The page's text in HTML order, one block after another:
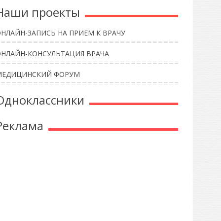
проекты
ЗАПИСЬ НА ПРИЕМ К ВРАЧУ
КОНСУЛЬТАЦИЯ ВРАЧА
ФОРУМ